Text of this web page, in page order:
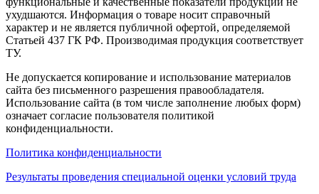
ухудшаются. Информация о товаре носит справочный
характер и не является публичной офертой, определяемой
Статьей 437 ГК РФ. Производимая продукция соответствует
ТУ.
Не допускается копирование и использование материалов
сайта без письменного разрешения правообладателя.
Использование сайта (в том числе заполнение любых форм)
означает согласие пользователя политикой
конфиденциальности.
Политика конфиденциальности
Результаты проведения специальной оценки условий труда